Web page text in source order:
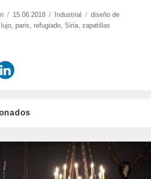
author/joselina-
Publicado
el
15.06.2018 Categorías
Industrial Etiquetas
diseño de
lujo paris refugiado ,Siria ,zapatillas